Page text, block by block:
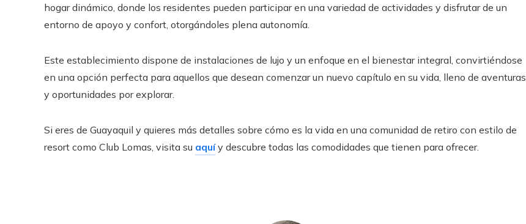
hogar dinámico, donde los residentes pueden participar en una variedad de actividades y disfrutar de un
entorno de apoyo y confort, otorgándoles plena autonomía.
Este establecimiento dispone de instalaciones de lujo y un enfoque en el bienestar integral, convirtiéndose
en una opción perfecta para aquellos que desean comenzar un nuevo capítulo en su vida, lleno de aventuras
y oportunidades por explorar.
Si eres de Guayaquil y quieres más detalles sobre cómo es la vida en una comunidad de retiro con estilo de
resort como Club Lomas, visita su aquíy descubre todas las comodidades que tienen para ofrecer.